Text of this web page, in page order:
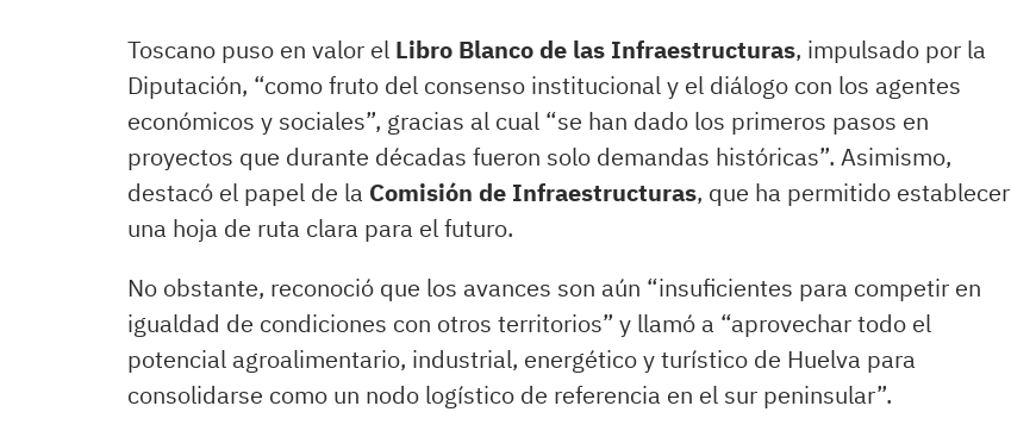
Toscano puso en valor el Libro Blanco de las Infraestructuras, impulsado por la
Diputación, “como fruto del consenso institucional y el diálogo con los agentes
económicos y sociales”, gracias al cual “se han dado los primeros pasos en
proyectos que durante décadas fueron solo demandas históricas”. Asimismo,
destacó el papel de la Comisión de Infraestructuras, que ha permitido establecer
una hoja de ruta clara para el futuro.
No obstante, reconoció que los avances son aún “insuficientes para competir en
igualdad de condiciones con otros territorios” y llamó a “aprovechar todo el
potencial agroalimentario, industrial, energético y turístico de Huelva para
consolidarse como un nodo logístico de referencia en el sur peninsular”.